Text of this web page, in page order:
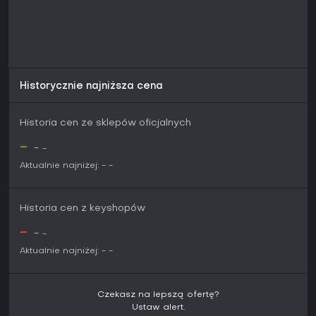
Historycznie najniższa cena
Historia cen ze sklepów oficjalnych
- - -
Aktualnie najniżej: - -
Historia cen z keyshopów
- - -
Aktualnie najniżej: - -
Czekasz na lepszą ofertę?
Ustaw alert.